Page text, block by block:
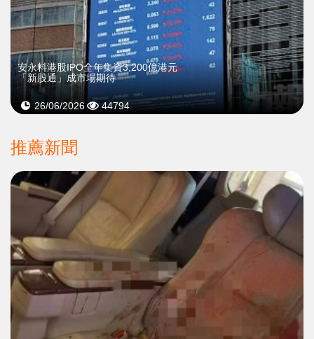
安永料港股IPO全年集資3,200億港元
「新股通」成市場期待
26/06/2026 44794
推薦新聞